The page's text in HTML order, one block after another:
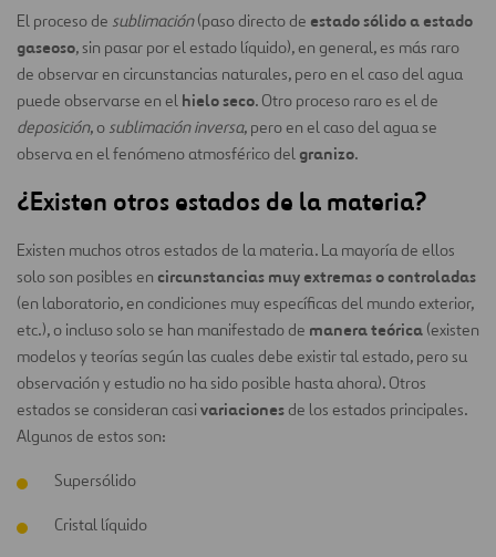
El proceso de sublimación(paso directo de estado sólido a estado
gaseoso, sin pasar por el estado líquido), en general, es más raro
de observar en circunstancias naturales, pero en el caso del agua
puede observarse en el hielo seco. Otro proceso raro es el de
deposición, o sublimación inversa, pero en el caso del agua se
observa en el fenómeno atmosférico del granizo.
¿Existen otros estados de la materia?
Existen muchos otros estados de la materia. La mayoría de ellos
solo son posibles en circunstancias muy extremas o controladas
(en laboratorio, en condiciones muy específicas del mundo exterior,
etc.), o incluso solo se han manifestado de manera teórica (existen
modelos y teorías según las cuales debe existir tal estado, pero su
observación y estudio no ha sido posible hasta ahora). Otros
estados se consideran casi variacionesde los estados principales.
Algunos de estos son:
Supersólido
Cristal líquido